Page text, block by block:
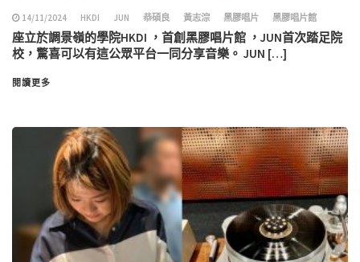
14/11/2024 HKDI JUN 恭碩良 黃志淙 黑膠唱片 黑膠唱片館
座立於調景嶺的學院HKDI ，首創黑膠唱片館 ，JUN首次踏足院
校，驚喜可以有這公眾平台一同分享音樂。 JUN […]
閱讀更多